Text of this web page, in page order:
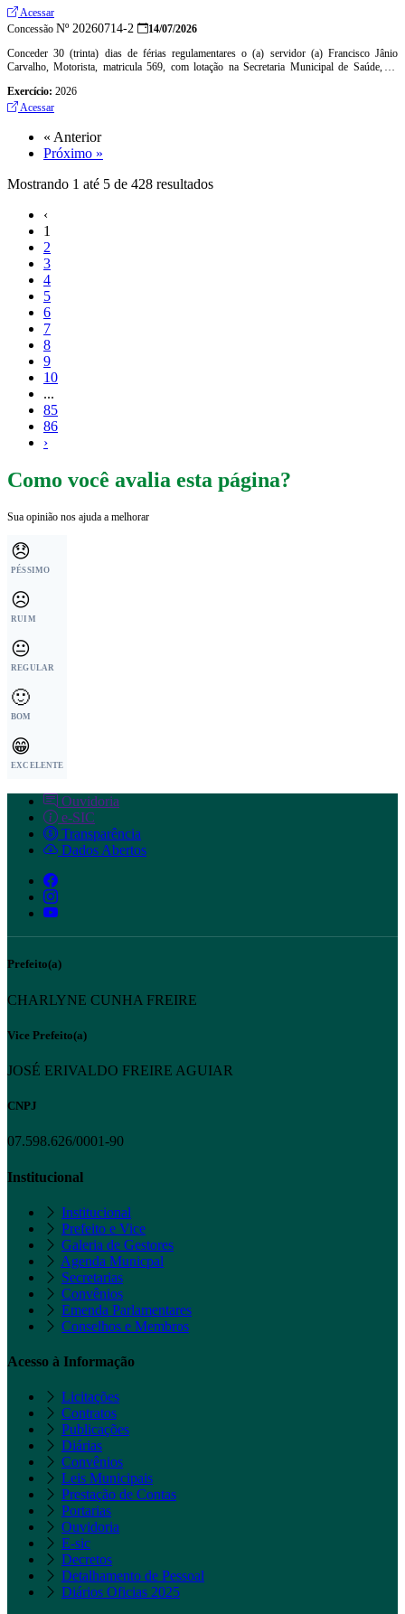
Acessar
Concessão Nº 20260714-2
14/07/2026
Conceder 30 (trinta) dias de férias regulamentares o (a) servidor (a) Francisco Jânio
Carvalho, Motorista, matricula 569, com lotação na Secretaria Municipal de Saúde, no
28/06/2025
Exercício: 2026
Acessar
« Anterior
Próximo »
Mostrando 1 até 5 de 428 resultados
‹
1
2
3
4
5
6
7
8
9
10
...
85
86
›
Como você avalia esta página?
Sua opinião nos ajuda a melhorar
😞
PÉSSIMO
☹️
RUIM
😐
REGULAR
🙂
BOM
😁
EXCELENTE
Ouvidoria
e-SIC
Transparência
Dados Abertos
Prefeito(a)
CHARLYNE CUNHA FREIRE
Vice Prefeito(a)
JOSÉ ERIVALDO FREIRE AGUIAR
CNPJ
07.598.626/0001-90
Institucional
Institucional
Prefeito e Vice
Galeria de Gestores
Agenda Municpal
Secretarias
Convênios
Emenda Parlamentares
Conselhos e Membros
Acesso à Informação
Licitações
Contratos
Publicações
Diárias
Convênios
Leis Municipais
Prestação de Contas
Portarias
Ouvidoria
E-sic
Decretos
Detalhamento de Pessoal
Diários Oficias 2025